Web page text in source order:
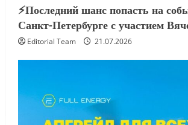
⚡️Последний шанс попасть на
Санкт-Петербурге с участием
Editorial Team 21.07.2026